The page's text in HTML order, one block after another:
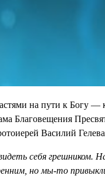
на пути к Богу —
Благовещения
Василий
себя грешником.
но мы-то